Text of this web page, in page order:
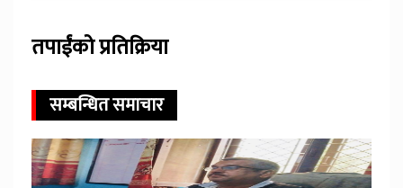
तपाईंको प्रतिक्रिया
सम्बन्धित समाचार